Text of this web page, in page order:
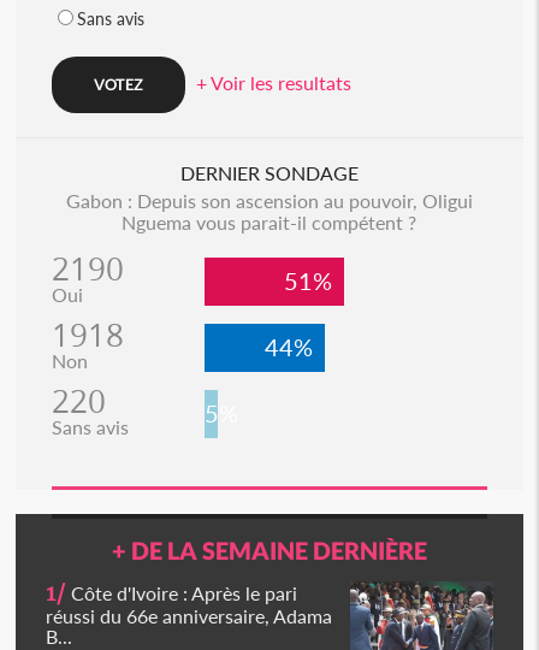
Sans avis
+ Voir les resultats
DERNIER SONDAGE
Gabon : Depuis son ascension au pouvoir, Oligui
Nguema vous parait-il compétent ?
2190
Oui 51%
1918
Non 44%
220
Sans avis 5%
+ DE LA SEMAINE DERNIÈRE
1/ Côte d'Ivoire : Après le pari
réussi du 66e anniversaire, Adama
B...